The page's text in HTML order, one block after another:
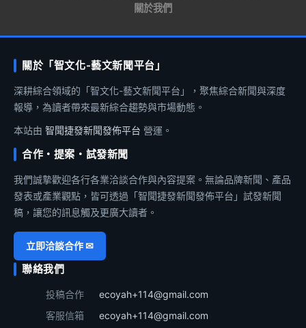
關於我們
關於「智文化-藝文新聞平台」
深耕綜合領域的「智文化-藝文新聞平台」，聚焦綜合新聞與深度
報導，為讀者帶來最新綜合趨勢與市場動態。
本站由 智聞捷發新聞發佈平台 營運。
合作・提案・試發新聞
我們誠摯歡迎各行各業洽談合作與內容提案。無論品牌新聞、產品
發表或產業觀點，皆可透過「智聞捷發新聞發佈平台」試發新聞
稿，讓您的訊息觸及更廣大讀者。
立即洽談合作 ✉
聯絡我們
投稿合作
ecoyah+114@gmail.com
客服信箱
ecoyah+114@gmail.com